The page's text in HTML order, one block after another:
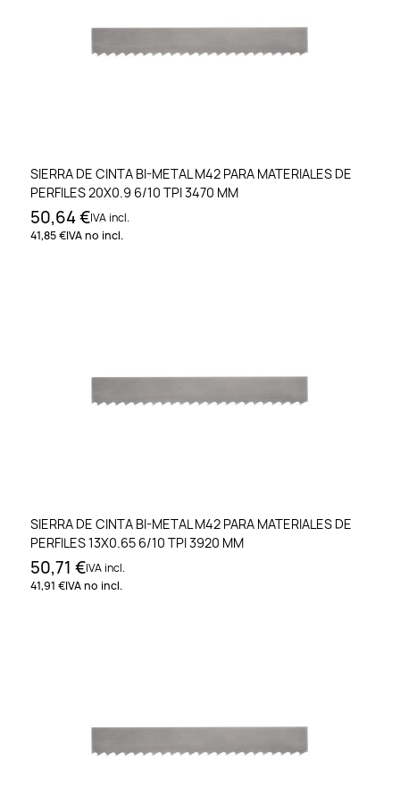
SIERRA DE CINTA BI-METAL M42 PARA MATERIALES DE
PERFILES 20X0.9 6/10 TPI 3470 MM
50,64 €IVA incl.
41,85 €IVA no incl.
SIERRA DE CINTA BI-METAL M42 PARA MATERIALES DE
PERFILES 13X0.65 6/10 TPI 3920 MM
50,71 €IVA incl.
41,91 €IVA no incl.